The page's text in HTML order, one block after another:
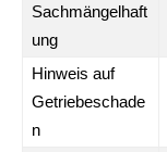
Sachmängelhaft
ung
Hinweis auf
Getriebeschade
n